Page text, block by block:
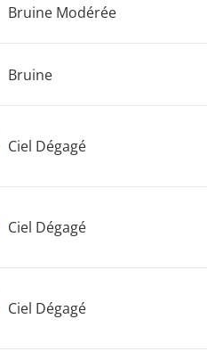
Bruine Modérée
Bruine
Ciel Dégagé
Ciel Dégagé
Ciel Dégagé